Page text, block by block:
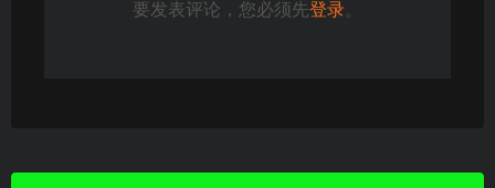
要发表评论，您必须先登录。